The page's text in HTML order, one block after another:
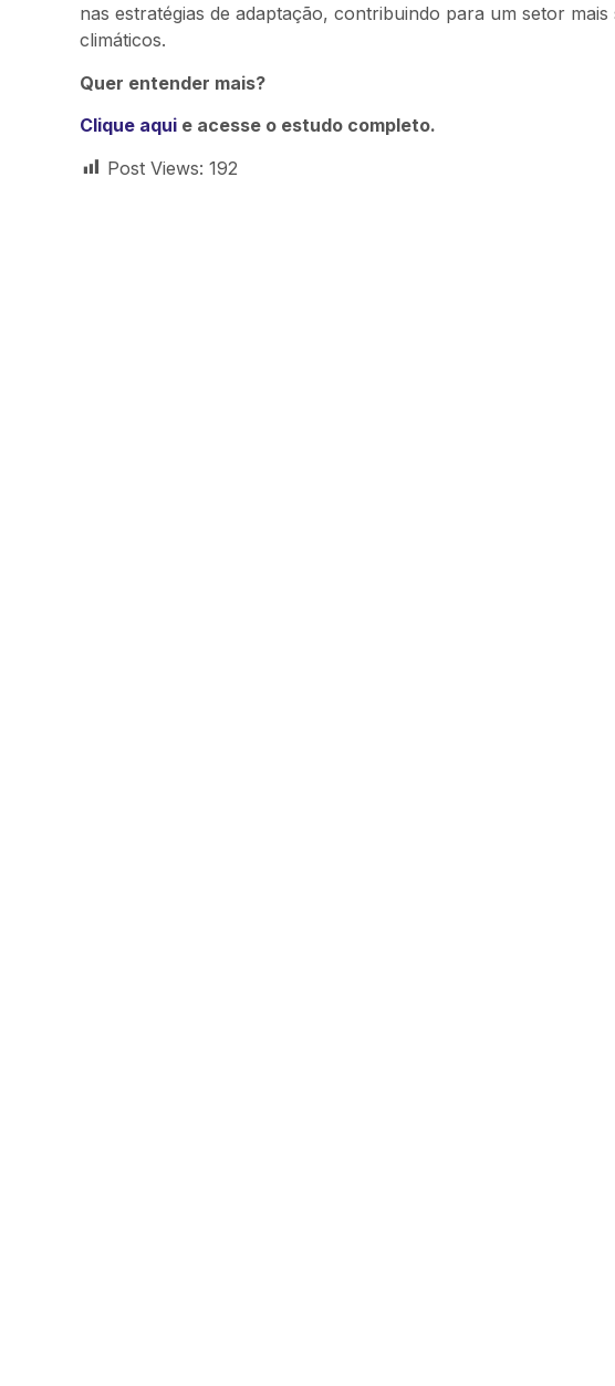
nas estratégias de adaptação, contribuindo para um setor
climáticos.
Quer entender mais?
Clique aqui e acesse o estudo completo.
Post Views: 192